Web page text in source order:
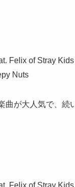
Felix of Stray
Nuts
曲が大人気で、続